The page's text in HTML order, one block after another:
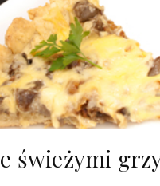
świeżymi